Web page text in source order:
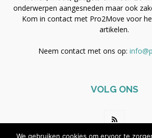
onderwerpen aangesneden maar ook
Kom in contact met Pro2Move voor
artikelen.
Neem contact met ons op:
VOLG ONS
We gebruiken cookies om ervoor te